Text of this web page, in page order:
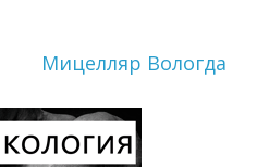
Мицелляр Вологда